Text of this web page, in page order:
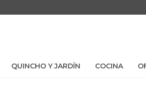
QUINCHO Y JARDÍN COCINA